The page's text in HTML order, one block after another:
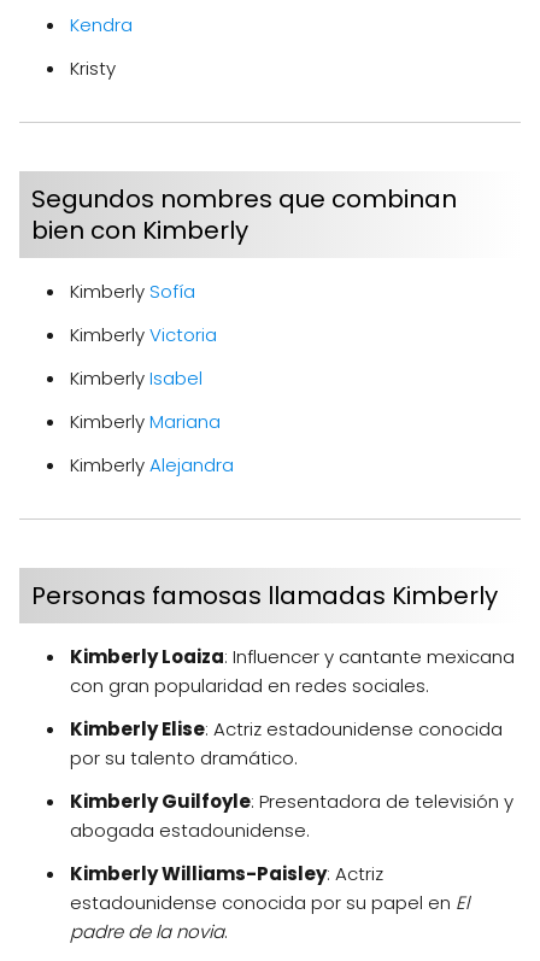
Kendra
Kristy
Segundos nombres que combinan
bien con Kimberly
KimberlySofía
KimberlyVictoria
KimberlyIsabel
KimberlyMariana
KimberlyAlejandra
Personas famosas llamadas Kimberly
Kimberly Loaiza: Influencer y cantante mexicana
con gran popularidad en redes sociales.
Kimberly Elise: Actriz estadounidense conocida
por su talento dramático.
Kimberly Guilfoyle: Presentadora de televisión y
abogada estadounidense.
Kimberly Williams-Paisley: Actriz
estadounidense conocida por su papel en El
padre de la novia.